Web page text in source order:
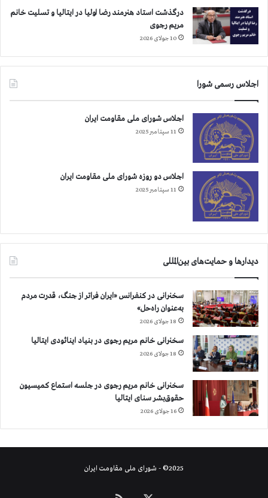
درگذشت استاد هنرمند رضا اولیا در ایتالیا و تسلیت خانم
مریم رجوی
10 جولای 2026
اجلاس رسمی شورا
اجلاس شورای ملی مقاومت ایران
11 سپتامبر 2025
اجلاس دو روزه شورای ملی مقاومت ایران
11 سپتامبر 2025
دیدارها و حمایت‌های بین‌المللی
سخنرانی در کنفرانس «ایران فراتر از جنگ، قدرت مردم
به‌عنوان راه‌حل»
18 جولای 2026
سخنرانی خانم مریم رجوی در بنیاد اینائودی ایتالیا
18 جولای 2026
سخنرانی خانم مریم رجوی در جلسه استماع کمیسیون
حقوق‌بشر سنای ایتالیا
16 جولای 2026
2025© - شورای ملی مقاومت ایران